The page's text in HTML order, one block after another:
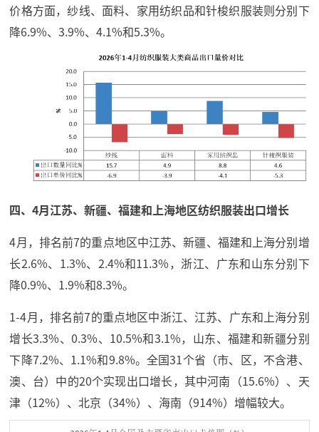
价格方面，纱线、面料、家用纺织品和针梭织服装则分别下
降6.9%、3.9%、4.1%和5.3%。
四、4月江苏、新疆、福建和上海地区纺织服装出口增长
4月，排名前7的重点地区中江苏、新疆、福建和上海分别增
长2.6%、1.3%、2.4%和11.3%，浙江、广东和山东分别下
降0.9%、1.9%和8.3%。
1-4月，排名前7的重点地区中浙江、江苏、广东和上海分别
增长3.3%、0.3%、10.5%和3.1%，山东、福建和新疆分别
下降7.2%、1.1%和9.8%。全国31个省（市、区，不含港、
澳、台）中的20个实现出口增长，其中河南（15.6%）、天
津（12%）、北京（34%）、海南（914%）增幅较大。